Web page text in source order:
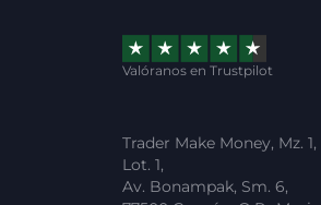
Valóranos en Trustpilot
Trader Make Money, Mz. 1,
Lot. 1,
Av. Bonampak, Sm. 6,